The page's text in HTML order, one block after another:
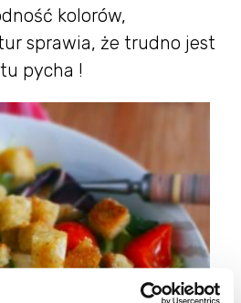
kolorów,
sprawia, że trudno jest
pycha !